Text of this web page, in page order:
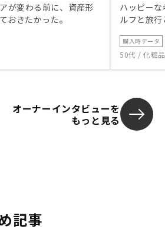
が変わる前に、資産形
おきたかった。
ハッピー
ルフと旅
購入時データ
50代 / 化粧
オーナーインタビューを
もっと見る
記事